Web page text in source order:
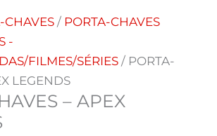
CHAVES / PORTA-CHAVES
-
FILMES/SÉRIES / PORTA-
LEGENDS
– APEX